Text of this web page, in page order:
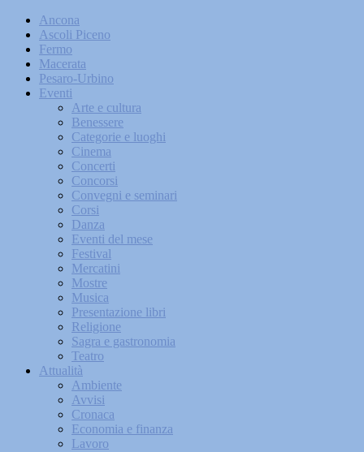
Ancona
Ascoli Piceno
Fermo
Macerata
Pesaro-Urbino
Eventi
Arte e cultura
Benessere
Categorie e luoghi
Cinema
Concerti
Concorsi
Convegni e seminari
Corsi
Danza
Eventi del mese
Festival
Mercatini
Mostre
Musica
Presentazione libri
Religione
Sagra e gastronomia
Teatro
Attualità
Ambiente
Avvisi
Cronaca
Economia e finanza
Lavoro